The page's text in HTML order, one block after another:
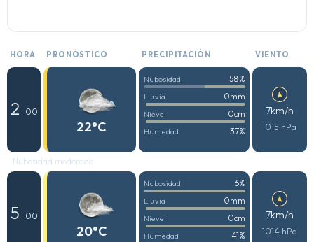
HORA PRONÓSTICO PRECIPITACIÓN VIENTO
2 : 00
22°C
Nubosidad 58%
Lluvia 0mm
Nieve 0cm
Humedad 37%
7km/h
1015 hPa
Nubosidad moderada
5 : 00
20°C
Nubosidad 6%
Lluvia 0mm
Nieve 0cm
Humedad 41%
7km/h
1014 hPa